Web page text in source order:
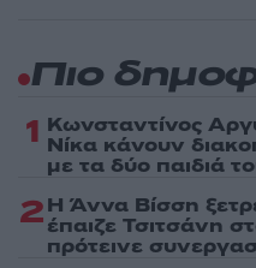
Πιο
1 Κωνσταντίνος
Νίκα κάνουν
με τα δύο παιδιά
2Η Άννα Βίσση
έπαιζε Τσιτσάνη
πρότεινε